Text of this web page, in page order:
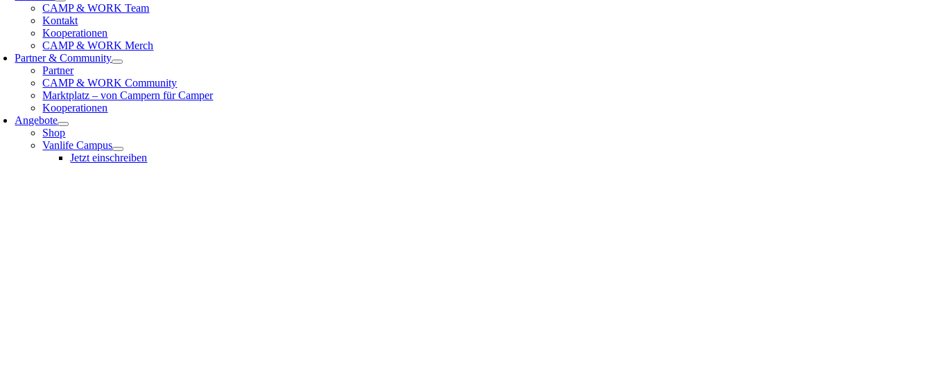
CAMP & WORK Team
Kontakt
Kooperationen
CAMP & WORK Merch
Partner & Community
Partner
CAMP & WORK Community
Marktplatz – von Campern für Camper
Kooperationen
Angebote
Shop
Vanlife Campus
Jetzt einschreiben